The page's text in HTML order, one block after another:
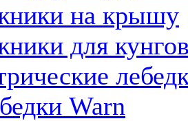
на крышу
для
Warn